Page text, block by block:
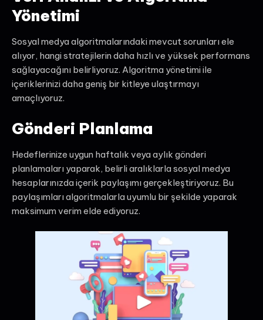
Yönetimi
Sosyal medya algoritmalarındaki mevcut sorunları ele
alıyor, hangi stratejilerin daha hızlı ve yüksek performans
sağlayacağını belirliyoruz. Algoritma yönetimi ile
içeriklerinizi daha geniş bir kitleye ulaştırmayı
amaçlıyoruz.
Gönderi Planlama
Hedeflerinize uygun haftalık veya aylık gönderi
planlamaları yaparak, belirli aralıklarla sosyal medya
hesaplarınızda içerik paylaşımı gerçekleştiriyoruz. Bu
paylaşımları algoritmalarla uyumlu bir şekilde yaparak
maksimum verim elde ediyoruz.